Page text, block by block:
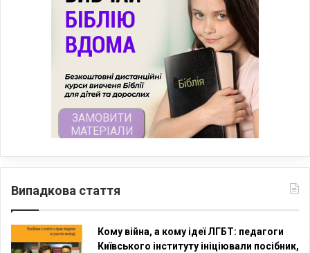
Випадкова стаття
Кому війна, а кому ідеї ЛГБТ: педагоги
Київського інституту ініціювали посібник,